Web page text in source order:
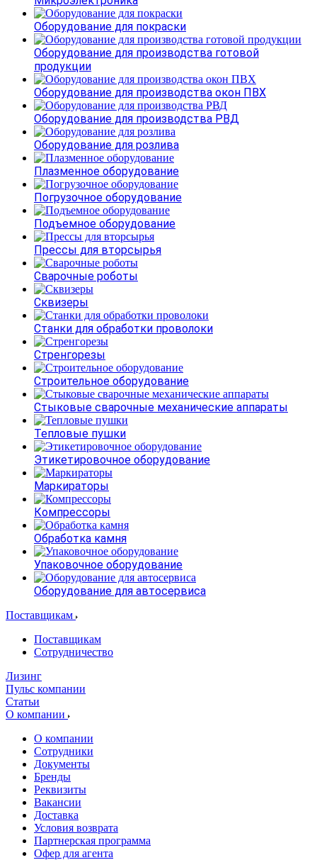
Оборудование для покраски
Оборудование для производства готовой
продукции
Оборудование для производства окон ПВХ
Оборудование для производства РВД
Оборудование для розлива
Плазменное оборудование
Погрузочное оборудование
Подъемное оборудование
Прессы для вторсырья
Сварочные роботы
Сквизеры
Станки для обработки проволоки
Стренгорезы
Строительное оборудование
Стыковые сварочные механические аппараты
Тепловые пушки
Этикетировочное оборудование
Маркираторы
Компрессоры
Обработка камня
Упаковочное оборудование
Оборудование для автосервиса
Поставщикам
Поставщикам
Сотрудничество
Лизинг
Пульс компании
Статьи
О компании
О компании
Сотрудники
Документы
Бренды
Реквизиты
Вакансии
Доставка
Условия возврата
Партнерская программа
Офер для агента